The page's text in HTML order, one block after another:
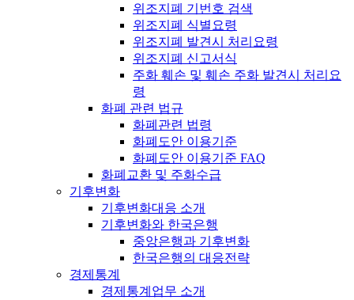
위조지폐 기번호 검색
위조지폐 식별요령
위조지폐 발견시 처리요령
위조지폐 신고서식
주화 훼손 및 훼손 주화 발견시 처리요
령
화폐 관련 법규
화폐관련 법령
화폐도안 이용기준
화폐도안 이용기준 FAQ
화폐교환 및 주화수급
기후변화
기후변화대응 소개
기후변화와 한국은행
중앙은행과 기후변화
한국은행의 대응전략
경제통계
경제통계업무 소개